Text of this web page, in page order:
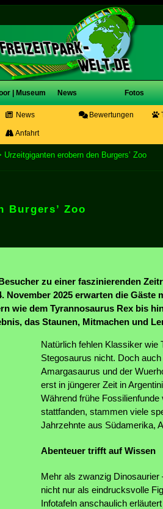
| Museum News Fotos
News Bewertungen
Anfahrt
Urzeitgiganten erobern den Burgers’ Zoo
Burgers’ Zoo
zu einer faszinierenden
November 2025 erwarten die Gäste
wie dem Tyrannosaurus Rex bis
das Staunen, Mitmachen und
Natürlich fehlen Klassiker wie
Stegosaurus nicht. Doch
Amargasaurus und der
erst in jüngerer Zeit in
Während frühe
stattfanden, stammen viele
Jahrzehnte aus Südamerika,
Abenteuer trifft auf Wissen
Mehr als zwanzig
nicht nur als eindrucksvolle
Infotafeln anschaulich